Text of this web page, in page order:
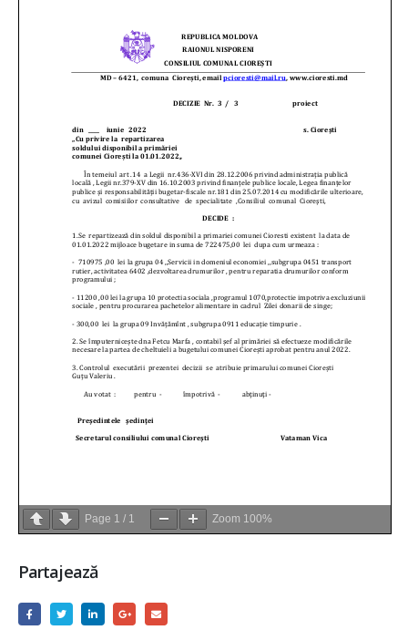
Page 1 / 1 Zoom 100%
Partajează